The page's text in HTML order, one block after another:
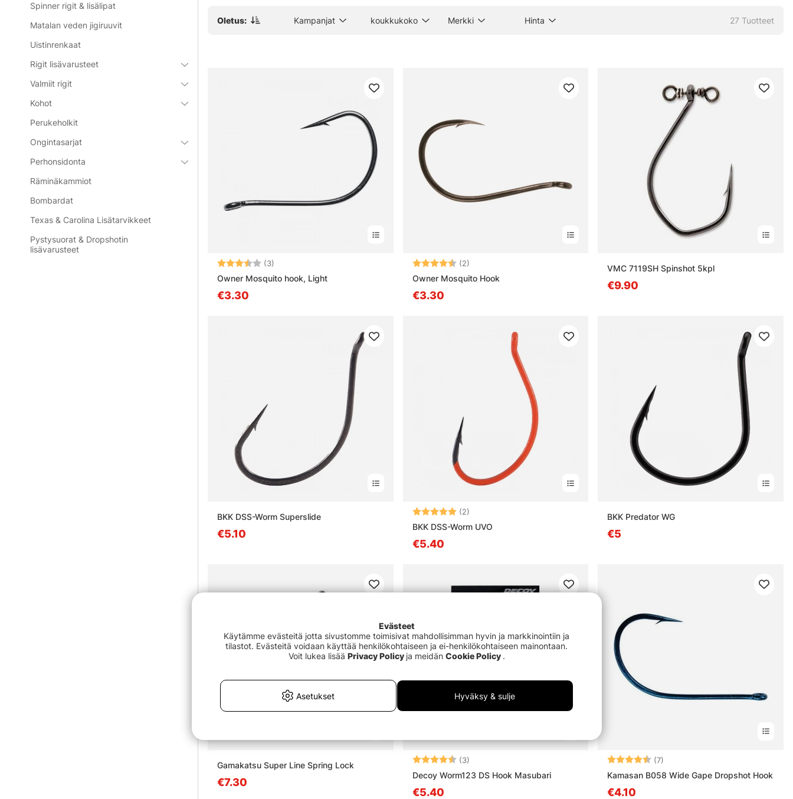
Spinner rigit & lisälipat
Matalan veden jigiruuvit
Uistinrenkaat
Rigit lisävarusteet
Valmiit rigit
Kohot
Perukeholkit
Ongintasarjat
Perhonsidonta
Räminäkammiot
Bombardat
Texas & Carolina Lisätarvikkeet
Pystysuorat & Dropshotin
lisävarusteet
Oletus: Kampanjat koukkukoko Merkki Hinta 27 Tuotteet
Arvio: (3)
Owner Mosquito hook, Light
€3.30
Arvio: (2)
Owner Mosquito Hook
€3.30
VMC 7119SH Spinshot 5kpl
€9.90
BKK DSS-Worm Superslide
€5.10
Arvio: (2)
BKK DSS-Worm UVO
€5.40
BKK Predator WG
€5
Gamakatsu Super Line Spring Lock
€7.30
Arvio: (3)
Decoy Worm123 DS Hook Masubari
€5.40
Arvio: (7)
Kamasan B058 Wide Gape Dropshot Hook
€4.10
Evästeet
Käytämme evästeitä jotta sivustomme toimisivat mahdollisimman hyvin ja markkinointiin ja
tilastot. Evästeitä voidaan käyttää henkilökohtaiseen ja ei-henkilökohtaiseen mainontaan.
Voit lukea lisää Privacy Policy ja meidän Cookie Policy .
Asetukset Hyväksy & sulje